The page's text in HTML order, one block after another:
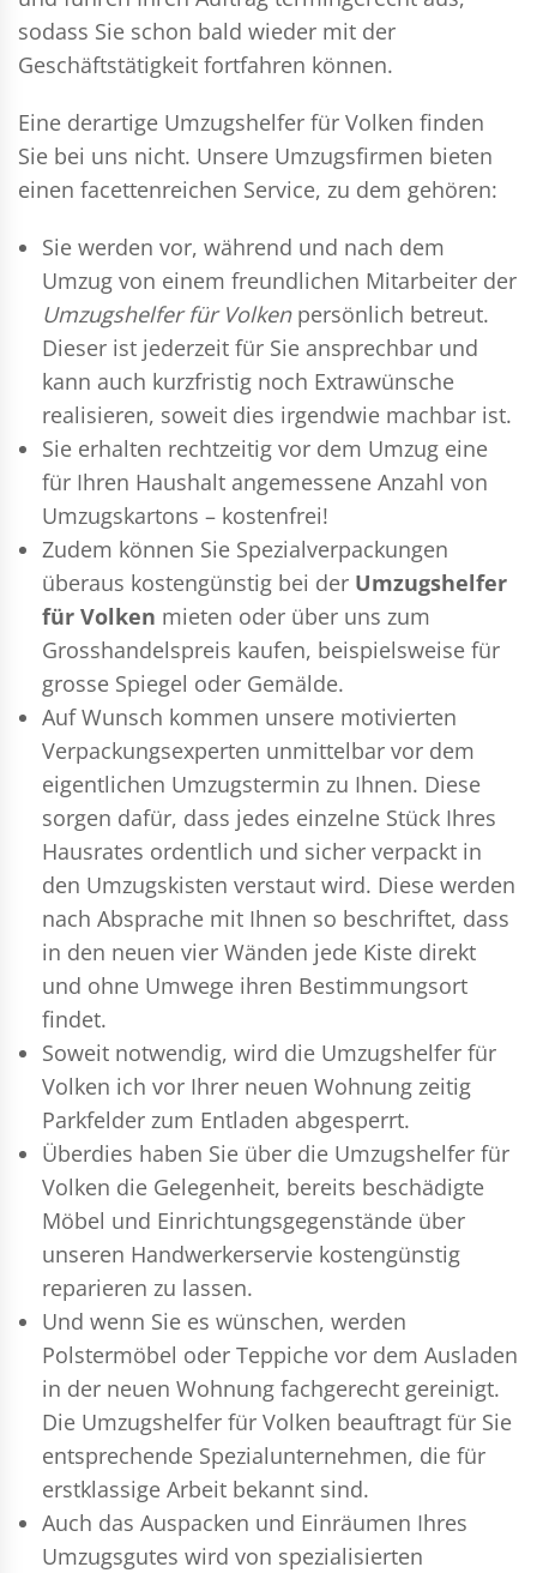
sodass Sie schon bald wieder mit der
Geschäftstätigkeit fortfahren können.
Eine derartige Umzugshelfer für Volken finden
Sie bei uns nicht. Unsere Umzugsfirmen bieten
einen facettenreichen Service, zu dem gehören:
Sie werden vor, während und nach dem
Umzug von einem freundlichen Mitarbeiter der
Umzugshelfer für Volkenpersönlich betreut.
Dieser ist jederzeit für Sie ansprechbar und
kann auch kurzfristig noch Extrawünsche
realisieren, soweit dies irgendwie machbar ist.
Sie erhalten rechtzeitig vor dem Umzug eine
für Ihren Haushalt angemessene Anzahl von
Umzugskartons – kostenfrei!
Zudem können Sie Spezialverpackungen
überaus kostengünstig bei der Umzugshelfer
für Volken mieten oder über uns zum
Grosshandelspreis kaufen, beispielsweise für
grosse Spiegel oder Gemälde.
Auf Wunsch kommen unsere motivierten
Verpackungsexperten unmittelbar vor dem
eigentlichen Umzugstermin zu Ihnen. Diese
sorgen dafür, dass jedes einzelne Stück Ihres
Hausrates ordentlich und sicher verpackt in
den Umzugskisten verstaut wird. Diese werden
nach Absprache mit Ihnen so beschriftet, dass
in den neuen vier Wänden jede Kiste direkt
und ohne Umwege ihren Bestimmungsort
findet.
Soweit notwendig, wird die Umzugshelfer für
Volken ich vor Ihrer neuen Wohnung zeitig
Parkfelder zum Entladen abgesperrt.
Überdies haben Sie über die Umzugshelfer für
Volken die Gelegenheit, bereits beschädigte
Möbel und Einrichtungsgegenstände über
unseren Handwerkerservie kostengünstig
reparieren zu lassen.
Und wenn Sie es wünschen, werden
Polstermöbel oder Teppiche vor dem Ausladen
in der neuen Wohnung fachgerecht gereinigt.
Die Umzugshelfer für Volken beauftragt für Sie
entsprechende Spezialunternehmen, die für
erstklassige Arbeit bekannt sind.
Auch das Auspacken und Einräumen Ihres
Umzugsgutes wird von spezialisierten